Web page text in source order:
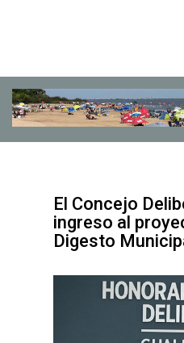
El Concejo
ingreso al
Digesto